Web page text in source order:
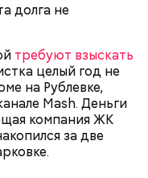
долга не
требуют взыскать
целый год не
на Рублевке,
Mash. Деньги
компания ЖК
за две
и возвращали
деньгами и не
Гасанов либо
счетами,